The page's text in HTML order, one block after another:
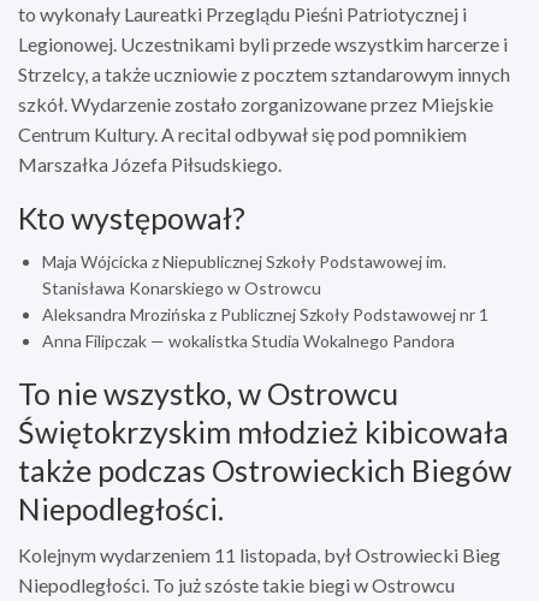
to wykonały Laureatki Przeglądu Pieśni Patriotycznej i
Legionowej. Uczestnikami byli przede wszystkim harcerze i
Strzelcy, a także uczniowie z pocztem sztandarowym innych
szkół. Wydarzenie zostało zorganizowane przez Miejskie
Centrum Kultury. A recital odbywał się pod pomnikiem
Marszałka Józefa Piłsudskiego.
Kto występował?
Maja Wójcicka z Niepublicznej Szkoły Podstawowej im.
Stanisława Konarskiego w Ostrowcu
Aleksandra Mrozińska z Publicznej Szkoły Podstawowej nr 1
Anna Filipczak — wokalistka Studia Wokalnego Pandora
To nie wszystko, w Ostrowcu
Świętokrzyskim młodzież kibicowała
także podczas Ostrowieckich Biegów
Niepodległości.
Kolejnym wydarzeniem 11 listopada, był Ostrowiecki Bieg
Niepodległości. To już szóste takie biegi w Ostrowcu